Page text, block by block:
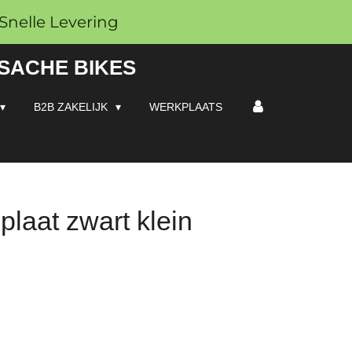
Levering
BIKES
B2B ZAKELIJK WERKPLAATS
zwart klein